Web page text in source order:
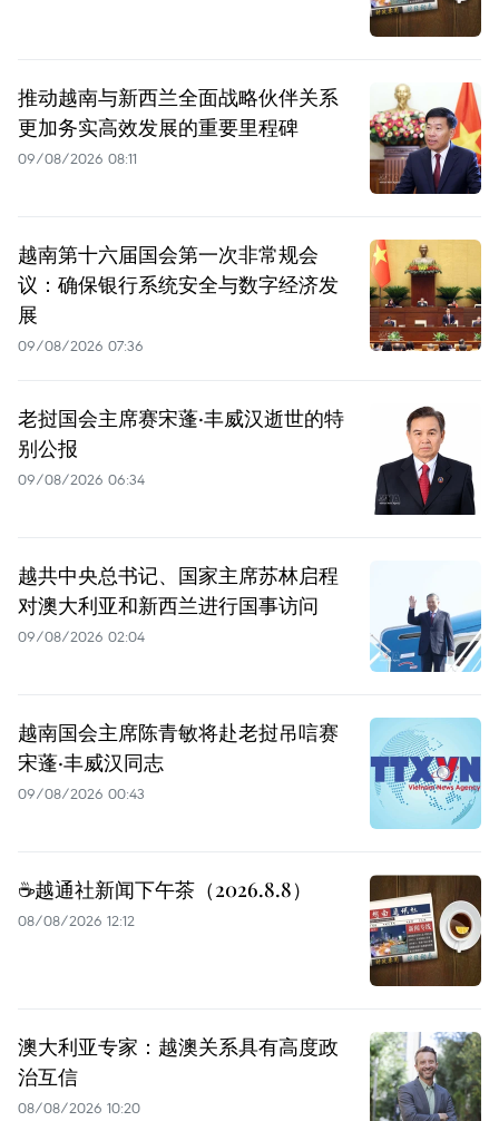
推动越南与新西兰全面战略伙伴关系
更加务实高效发展的重要里程碑
09/08/2026 08:11
越南第十六届国会第一次非常规会
议：确保银行系统安全与数字经济发
展
09/08/2026 07:36
老挝国会主席赛宋蓬·丰威汉逝世的特
别公报
09/08/2026 06:34
越共中央总书记、国家主席苏林启程
对澳大利亚和新西兰进行国事访问
09/08/2026 02:04
越南国会主席陈青敏将赴老挝吊唁赛
宋蓬·丰威汉同志
09/08/2026 00:43
☕️越通社新闻下午茶（2026.8.8）
08/08/2026 12:12
澳大利亚专家：越澳关系具有高度政
治互信
08/08/2026 10:20